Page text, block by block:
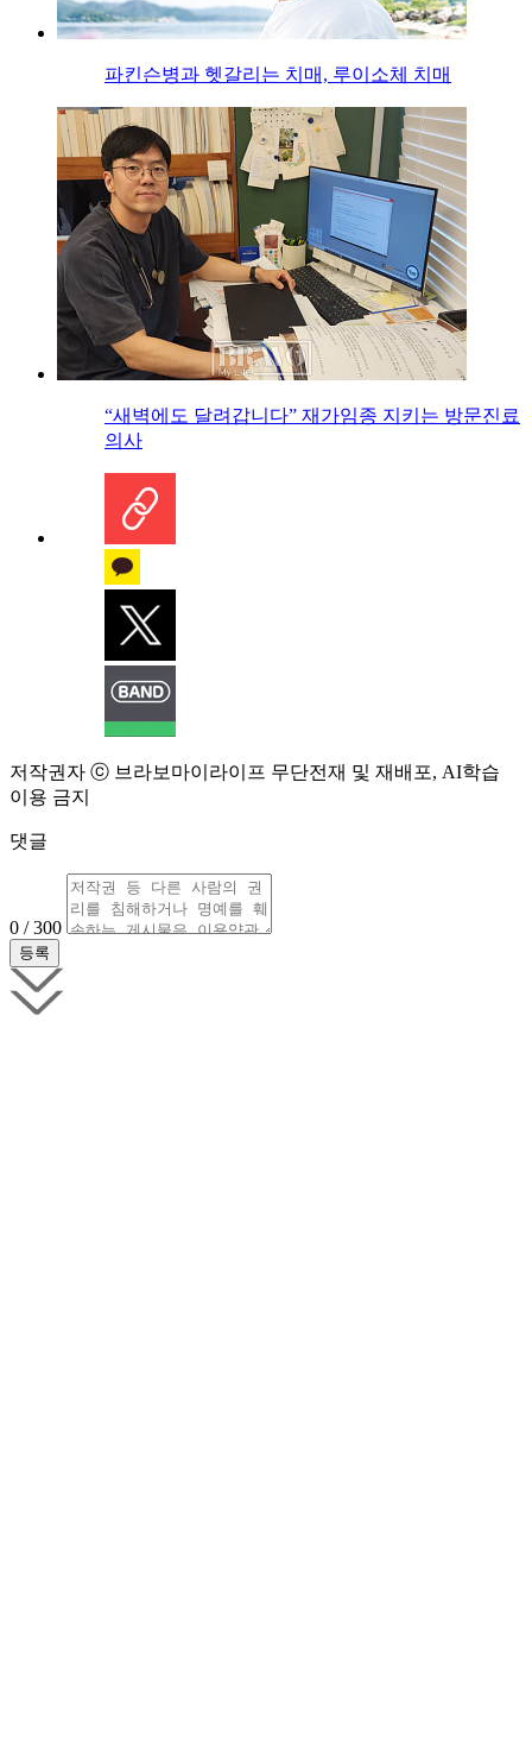
파킨슨병과 헷갈리는 치매, 루이소체 치매
“새벽에도 달려갑니다” 재가임종 지키는 방문진료
의사
저작권자 ⓒ 브라보마이라이프 무단전재 및 재배포, AI학습
이용 금지
댓글
0 / 300